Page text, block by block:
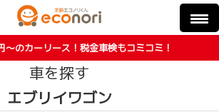
のカーリース！税金車検もコミコミ！
車を探す
エブリイワゴン